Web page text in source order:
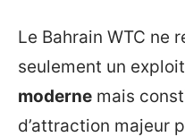
Le Bahrain WTC ne
seulement un exploit
moderne mais
d’attraction majeur